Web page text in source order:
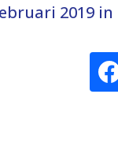
2019 in